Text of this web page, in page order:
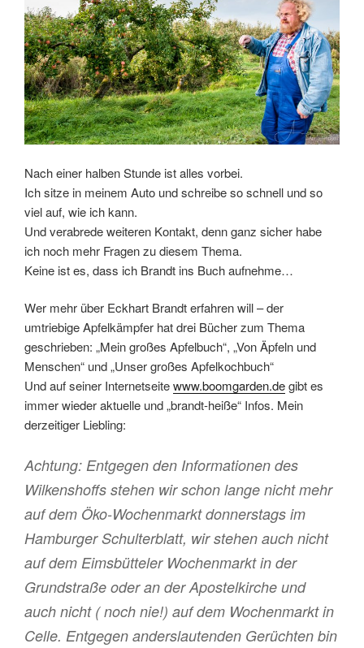
Nach einer halben Stunde ist alles vorbei.
Ich sitze in meinem Auto und schreibe so schnell und so
viel auf, wie ich kann.
Und verabrede weiteren Kontakt, denn ganz sicher habe
ich noch mehr Fragen zu diesem Thema.
Keine ist es, dass ich Brandt ins Buch aufnehme…
Wer mehr über Eckhart Brandt erfahren will – der
umtriebige Apfelkämpfer hat drei Bücher zum Thema
geschrieben: „Mein großes Apfelbuch“, „Von Äpfeln und
Menschen“ und „Unser großes Apfelkochbuch“
Und auf seiner Internetseitewww.boomgarden.degibt es
immer wieder aktuelle und „brandt-heiße“ Infos. Mein
derzeitiger Liebling:
Achtung: Entgegen den Informationen des
Wilkenshoffs stehen wir schon lange nicht mehr
auf dem Öko-Wochenmarkt donnerstags im
Hamburger Schulterblatt, wir stehen auch nicht
auf dem Eimsbütteler Wochenmarkt in der
Grundstraße oder an der Apostelkirche und
auch nicht ( noch nie!) auf dem Wochenmarkt in
Celle. Entgegen anderslautenden Gerüchten bin